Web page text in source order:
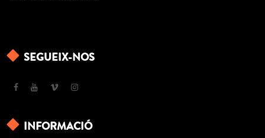
SEGUEIX-NOS
INFORMACIÓ